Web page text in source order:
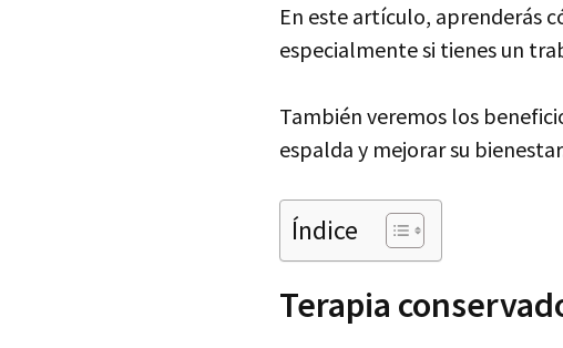
En este artículo, aprenderás
especialmente si tienes un
También veremos los
espalda y mejorar su
Índice
Terapia